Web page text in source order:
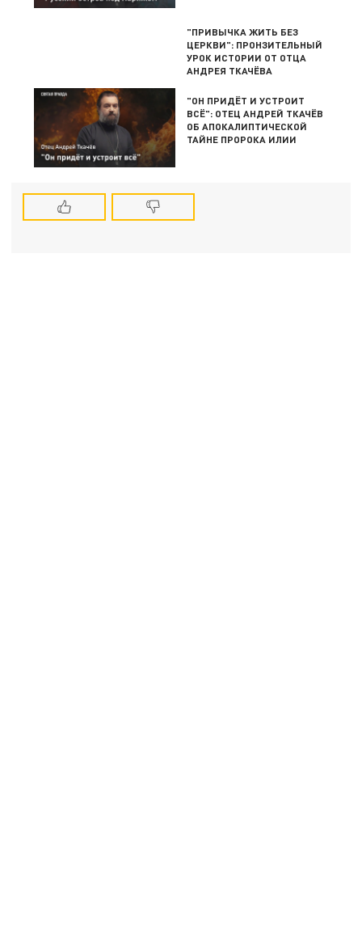
"ПРИВЫЧКА ЖИТЬ БЕЗ
ЦЕРКВИ": ПРОНЗИТЕЛЬНЫЙ
УРОК ИСТОРИИ ОТ ОТЦА
АНДРЕЯ ТКАЧЁВА
"ОН ПРИДЁТ И УСТРОИТ
ВСЁ": ОТЕЦ АНДРЕЙ ТКАЧЁВ
ОБ АПОКАЛИПТИЧЕСКОЙ
ТАЙНЕ ПРОРОКА ИЛИИ